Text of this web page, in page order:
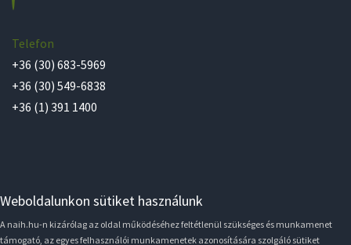
Telefon
+36 (30) 683-5969
+36 (30) 549-6838
+36 (1) 391 1400
Weboldalunkon sütiket használunk
A naih.hu-n kizárólag az oldal működéséhez feltétlenül szükséges és munkamenet
támogató, az egyes felhasználói munkamenetek azonosítására szolgáló sütiket